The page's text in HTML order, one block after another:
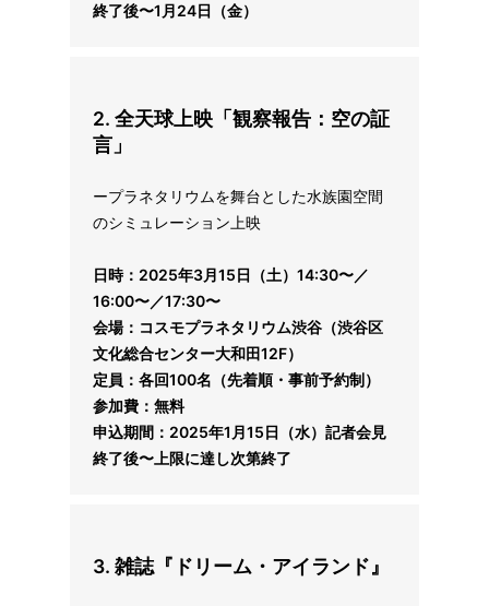
終了後〜1月24日（金）
2. 全天球上映「観察報告：空の証
言」
ープラネタリウムを舞台とした水族園空間
のシミュレーション上映
日時：2025年3月15日（土）14:30〜／
16:00〜／17:30〜
会場：コスモプラネタリウム渋谷（渋谷区
文化総合センター大和田12F）
定員：各回100名（先着順・事前予約制）
参加費：無料
申込期間：2025年1月15日（水）記者会見
終了後〜上限に達し次第終了
3. 雑誌『ドリーム・アイランド』